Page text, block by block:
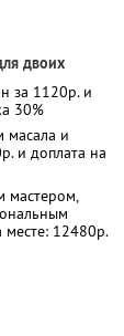
двоих
за 1120р. и
30%
масала и
и доплата на
мастером,
месте: 12480р.